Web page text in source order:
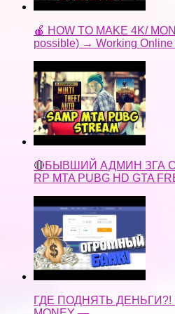
🍎 HOW TO MAKE 4K/
possible) → Working
🔴БЫВШИЙ АДМИН ЗГА
RP MTA PUBG HD GTA
ГДЕ ПОДНЯТЬ ДЕНЬГИ?!